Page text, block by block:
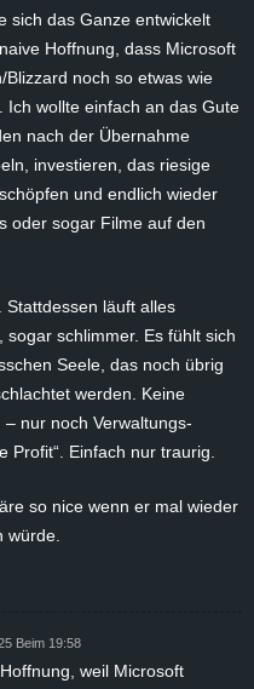
sich das Ganze entwickelt
Hoffnung, dass Microsoft
Blizzard noch so etwas wie
Ich wollte einfach an das Gute
nach der Übernahme
investieren, das riesige
und endlich wieder
oder sogar Filme auf den
läuft alles
schlimmer. Es fühlt sich
Seele, das noch übrig
werden. Keine
nur noch Verwaltungs-
Profit“. Einfach nur traurig.
so nice wenn er mal wieder
würde.
Beim 19:58
weil Microsoft